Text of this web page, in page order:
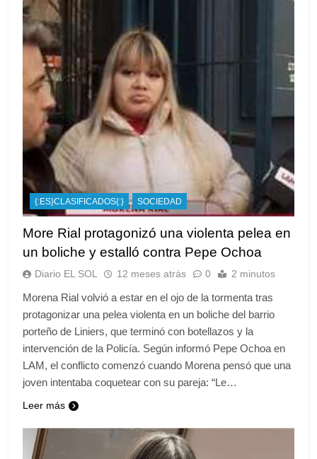
{:ES}CLASIFICADOS{:} SOCIEDAD
More Rial protagonizó una violenta pelea en
un boliche y estalló contra Pepe Ochoa
Diario EL SOL 12 meses atrás 0 2 minutos
Morena Rial volvió a estar en el ojo de la tormenta tras
protagonizar una pelea violenta en un boliche del barrio
porteño de Liniers, que terminó con botellazos y la
intervención de la Policía. Según informó Pepe Ochoa en
LAM, el conflicto comenzó cuando Morena pensó que una
joven intentaba coquetear con su pareja: “Le…
Leer más